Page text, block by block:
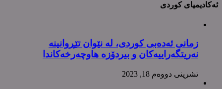
ئەکادیمیای کوردی
زمانی ئەدەبی کوردی، لە نێوان تێڕوانینە
نەریتگەراییەکان و بیردۆزە هاوچەرخەکاندا
تشرینی دووه‌م 18, 2023